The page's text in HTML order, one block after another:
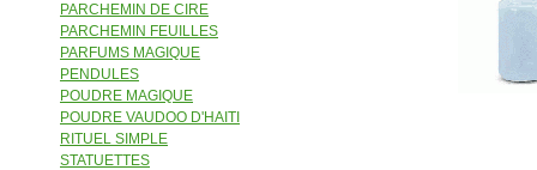
PARCHEMIN DE CIRE
PARCHEMIN FEUILLES
PARFUMS MAGIQUE
PENDULES
POUDRE MAGIQUE
POUDRE VAUDOO D'HAITI
RITUEL SIMPLE
STATUETTES